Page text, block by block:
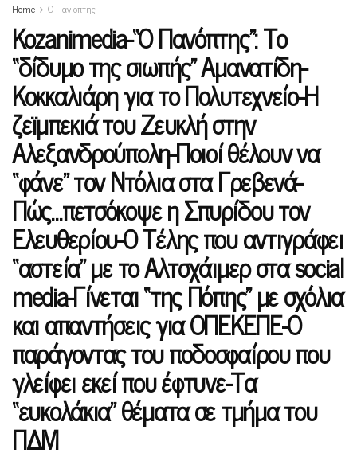
Home O Παν-οπτης
Kozanimedia-“O Πανόπτης”: Το
“δίδυμο της σιωπής” Αμανατίδη-
Κοκκαλιάρη για το Πολυτεχνείο-Η
ζεϊμπεκιά του Ζευκλή στην
Αλεξανδρούπολη-Ποιοί θέλουν να
“φάνε” τον Ντόλια στα Γρεβενά-
Πώς…πετσόκοψε η Σπυρίδου τον
Ελευθερίου-Ο Τέλης που αντιγράφει
“αστεία” με το Αλτσχάιμερ στα social
media-Γίνεται “της Πόπης” με σχόλια
και απαντήσεις για ΟΠΕΚΕΠΕ-Ο
παράγοντας του ποδοσφαίρου που
γλείφει εκεί που έφτυνε-Τα
“ευκολάκια” θέματα σε τμήμα του
ΠΔΜ